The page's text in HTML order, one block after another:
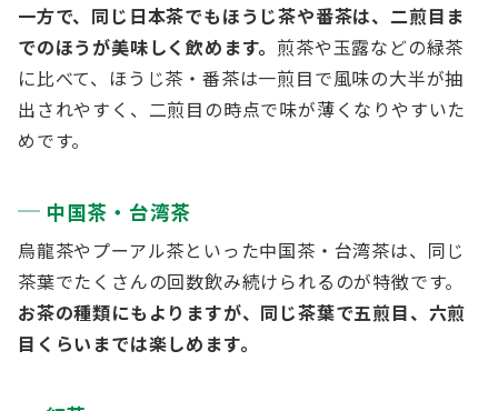
一方で、同じ日本茶でもほうじ茶や番茶は、二煎目ま
でのほうが美味しく飲めます。 煎茶や玉露などの緑茶
に比べて、ほうじ茶・番茶は一煎目で風味の大半が抽
出されやすく、二煎目の時点で味が薄くなりやすいた
めです。
中国茶・台湾茶
烏龍茶やプーアル茶といった中国茶・台湾茶は、同じ
茶葉でたくさんの回数飲み続けられるのが特徴です。
お茶の種類にもよりますが、同じ茶葉で五煎目、六煎
目くらいまでは楽しめます。